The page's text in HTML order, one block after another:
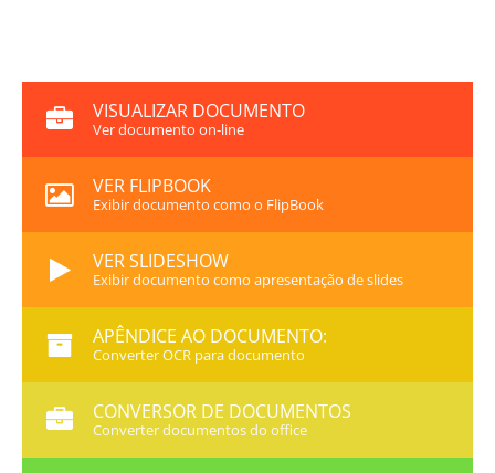
VISUALIZAR DOCUMENTO
Ver documento on-line
VER FLIPBOOK
Exibir documento como o FlipBook
VER SLIDESHOW
Exibir documento como apresentação de slides
APÊNDICE AO DOCUMENTO:
Converter OCR para documento
CONVERSOR DE DOCUMENTOS
Converter documentos do office